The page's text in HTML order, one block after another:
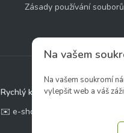
Na vašem
Na vašem soukromí
vylepšit web a váš
Zásady používání
Rychlý kontakt:
✉️ e-shop@zcstrakovo.cz